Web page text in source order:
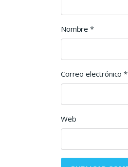
Nombre *
Correo electrónico*
Web